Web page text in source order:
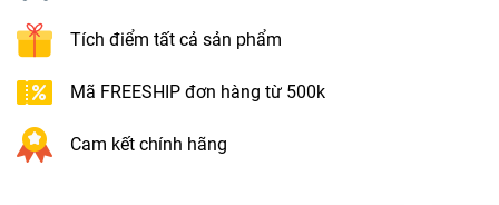
Tích điểm tất cả sản phẩm
Mã FREESHIP đơn hàng từ 500k
Cam kết chính hãng